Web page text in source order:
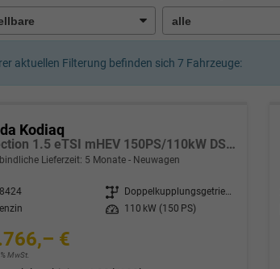
aktuellen Filterung befinden sich 7 Fahrzeuge:
Kodiaq
Selection 1.5 eTSI mHEV 150PS/110kW DSG 2026
Lieferzeit: 5 Monate Neuwagen
Getriebe
Doppelkupplungsgetriebe (DSG)
Leistung 110 kW (150 PS)
€
MwSt.